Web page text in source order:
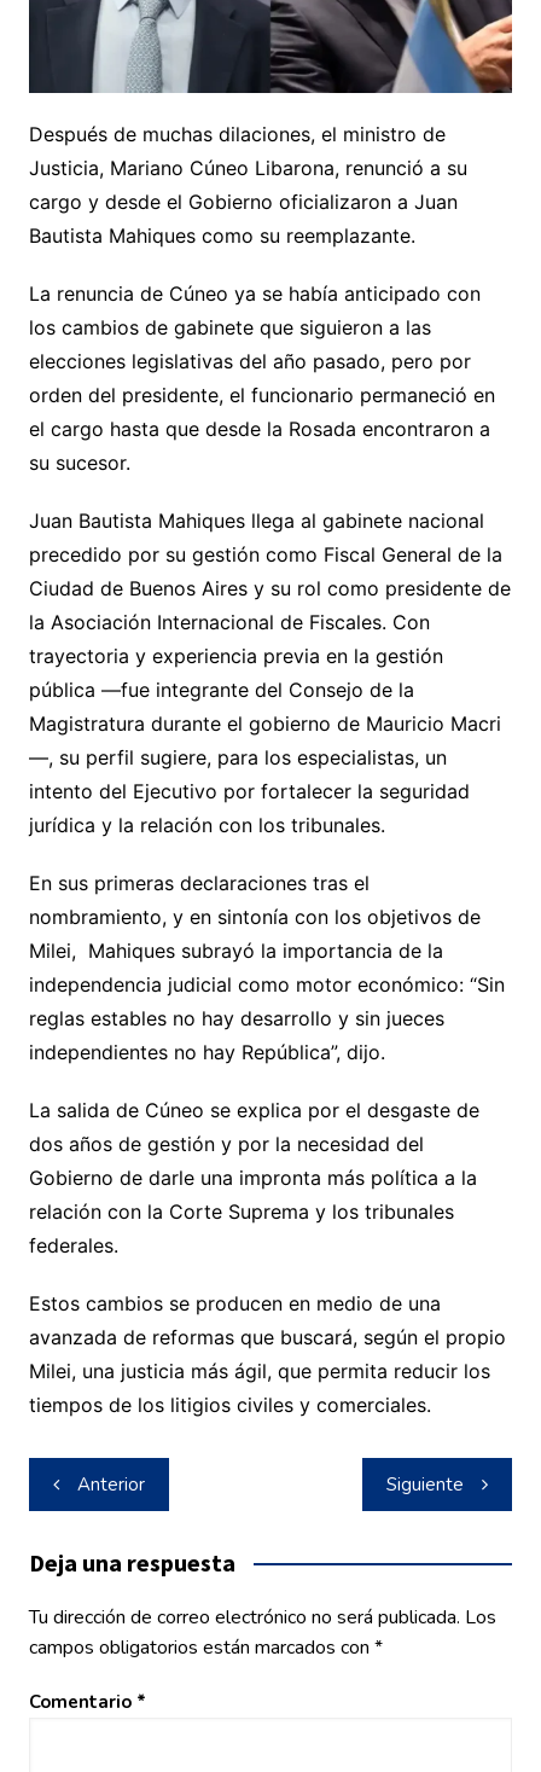
Después de muchas dilaciones, el ministro de
Justicia, Mariano Cúneo Libarona, renunció a su
cargo y desde el Gobierno oficializaron a Juan
Bautista Mahiques como su reemplazante.
La renuncia de Cúneo ya se había anticipado con
los cambios de gabinete que siguieron a las
elecciones legislativas del año pasado, pero por
orden del presidente, el funcionario permaneció en
el cargo hasta que desde la Rosada encontraron a
su sucesor.
Juan Bautista Mahiques llega al gabinete nacional
precedido por su gestión como Fiscal General de la
Ciudad de Buenos Aires y su rol como presidente de
la Asociación Internacional de Fiscales. Con
trayectoria y experiencia previa en la gestión
pública —fue integrante del Consejo de la
Magistratura durante el gobierno de Mauricio Macri
—, su perfil sugiere, para los especialistas, un
intento del Ejecutivo por fortalecer la seguridad
jurídica y la relación con los tribunales.
En sus primeras declaraciones tras el
nombramiento, y en sintonía con los objetivos de
Milei, Mahiques subrayó la importancia de la
independencia judicial como motor económico: “Sin
reglas estables no hay desarrollo y sin jueces
independientes no hay República”, dijo.
La salida de Cúneo se explica por el desgaste de
dos años de gestión y por la necesidad del
Gobierno de darle una impronta más política a la
relación con la Corte Suprema y los tribunales
federales.
Estos cambios se producen en medio de una
avanzada de reformas que buscará, según el propio
Milei, una justicia más ágil, que permita reducir los
tiempos de los litigios civiles y comerciales.
Navegación
de
entradas
Anterior Siguiente
Deja una respuesta
Tu dirección de correo electrónico no será publicada. Los
campos obligatorios están marcados con *
Comentario *